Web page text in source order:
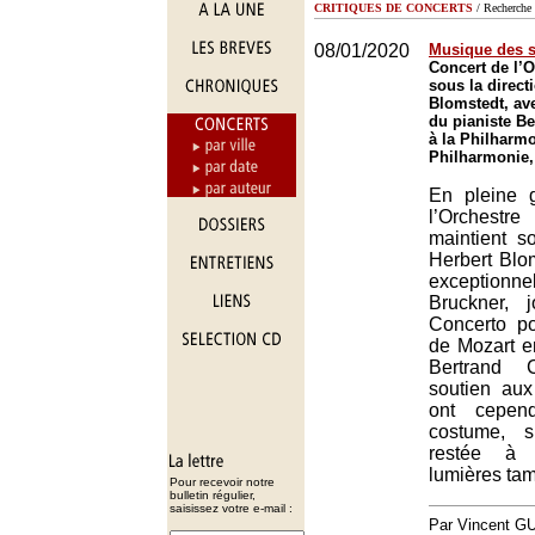
Pour recevoir notre
bulletin régulier,
saisissez votre e-mail :
CRITIQUES DE CONCERTS / Recherche
08/01/2020
Musique des
Concert de
sous la
Blomstedt,
du pianiste
à la
En pleine
maintient
Herbert
Bruckner,
Concerto
de Mozart
Bertrand
soutien
ont
costume,
restée à
lumières
Par Vincent